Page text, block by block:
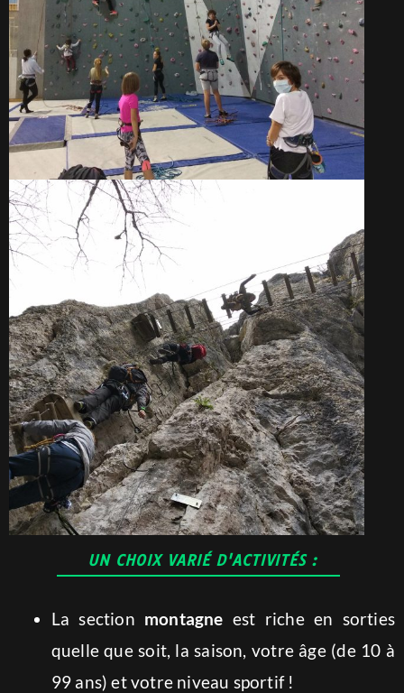
UN CHOIX VARIÉ D'ACTIVITÉS :
La section montagne est riche en sorties
quelle que soit, la saison, votre âge (de 10 à
99 ans) et votre niveau sportif !